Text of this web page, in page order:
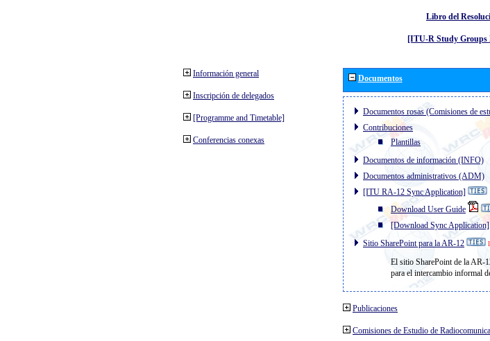
Libro del
[ITU-R Study Groups
Información general
Inscripción de delegados
[Programme and Timetable]
Conferencias conexas
Documentos
Documentos rosas (Comisiones de
Contribuciones
Plantillas
Documentos de información (INFO)
Documentos administrativos (ADM)
[ITU RA-12 Sync Application]
Download User Guide
[Download Sync Application]
Sitio SharePoint para la AR-12
El sitio SharePoint de la AR-
para el intercambio informal
Publicaciones
Comisiones de Estudio de